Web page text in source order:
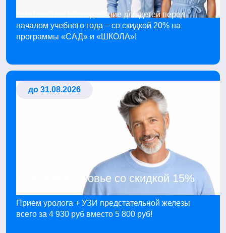
Комплексное обследование для детей перед
началом учебного года – со скидкой 20% на
программы «САД» и «ШКОЛА»!
до 31.08.2026
Мужское здоровье со скидкой 15%
Прием уролога + УЗИ предстательной железы
всего за 4 930 руб вместо 5 800 руб!